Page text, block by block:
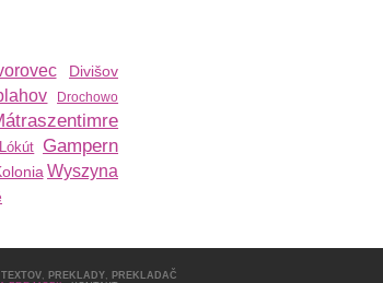
Divišov
Drochowo
Lókút Gampern
Wyszyna
, PREKLADY, PREKLADAČ